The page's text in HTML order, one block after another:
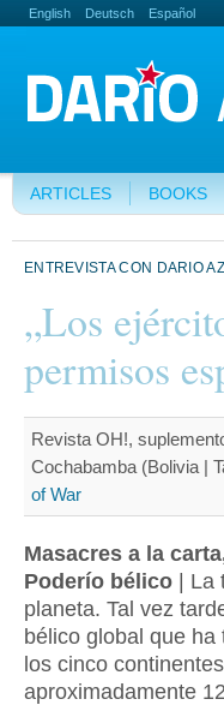
English Deutsch Español
ARTICLES BOOKS
ENTREVISTA CON DARIO
„Los
permisos
Revista OH!,
Cochabamba (Bolivia |
of War
Masacres a la
Poderío bélico |
planeta. Tal vez
bélico global que
los cinco
aproximadamente